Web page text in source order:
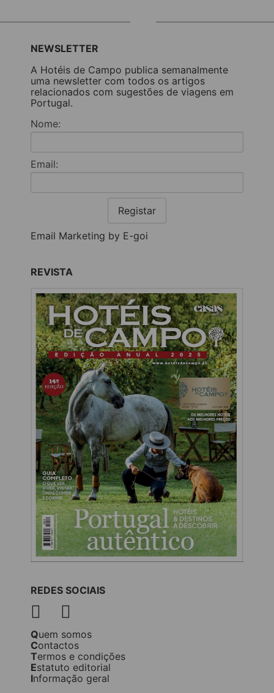
NEWSLETTER
A Hotéis de Campo publica semanalmente
uma newsletter com todos os artigos
relacionados com sugestões de viagens em
Portugal.
Nome:
Email:
Registar
Email Marketing by E-goi
REVISTA
REDES SOCIAIS
Quem somos
Contactos
Termos e condições
Estatuto editorial
Informação geral